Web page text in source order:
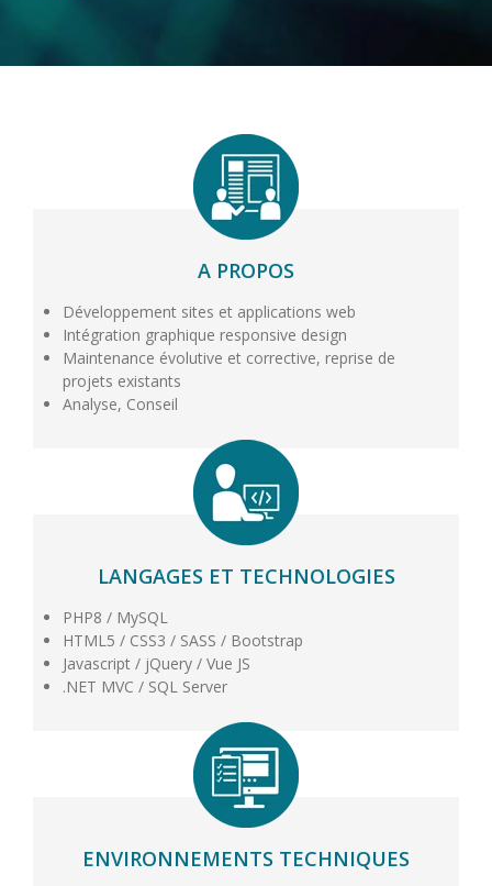
A PROPOS
Développement sites et applications web
Intégration graphique responsive design
Maintenance évolutive et corrective, reprise de
projets existants
Analyse, Conseil
LANGAGES ET TECHNOLOGIES
PHP8 / MySQL
HTML5 / CSS3 / SASS / Bootstrap
Javascript / jQuery / Vue JS
.NET MVC / SQL Server
ENVIRONNEMENTS TECHNIQUES